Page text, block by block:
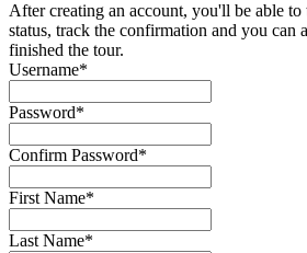
After creating an account, you'll be able
status, track the confirmation and you can
finished the tour.
Username*
Password*
Confirm Password*
First Name*
Last Name*